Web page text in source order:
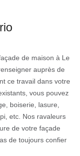
de maison à Le
auprès de
ce travail dans votre
vous pouvez
boiserie, lasure,
etc. Nos ravaleurs
de votre façade
de toujours confier